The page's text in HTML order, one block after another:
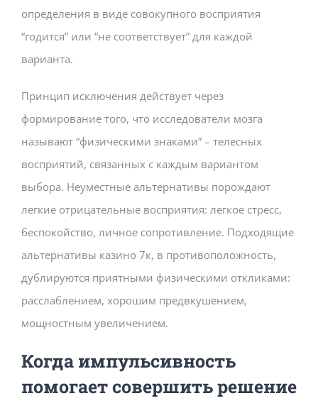
определения в виде совокупного восприятия
“годится” или “не соответствует” для каждой
варианта.
Принцип исключения действует через
формирование того, что исследователи мозга
называют “физическими знаками” – телесных
восприятий, связанных с каждым вариантом
выбора. Неуместные альтернативы порождают
легкие отрицательные восприятия: легкое стресс,
беспокойство, личное сопротивление. Подходящие
альтернативы казино 7к, в противоположность,
дублируются приятными физическими откликами:
расслаблением, хорошим предвкушением,
мощностным увеличением.
Когда импульсивность
помогает совершить решение